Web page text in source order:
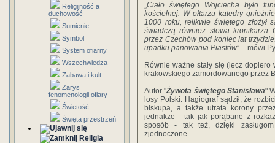
Religijność a
duchowość
Sumienie
Symbol
System ofiarny
Wszechwiedza
Zabawa i kult
Zarys
fenomenologii ofiary
Świetość
Święta przestrzeń
Religia
„Ciało świętego Wojciecha było
kościelnej. W ołtarzu katedry
1000 roku, relikwie świętego złożył
świadczą również słowa
przez Czechów pod koniec lat
upadku panowania Piastów” – mówi
Równie ważne stały się (lecz dopiero
krakowskiego zamordowanego przez
Autor "Żywota świętego Stanisława"
losy Polski. Hagiograf sądził, że
biskupa, a także utrata korony
jednakże - tak jak porąbane z
sposób - tak też, dzięki
zjednoczone.